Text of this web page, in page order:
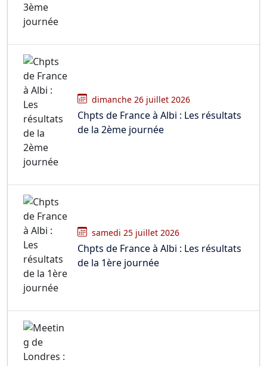
dimanche 26 juillet 2026
Chpts de France à Albi : Les résultats
de la 2ème journée
samedi 25 juillet 2026
Chpts de France à Albi : Les résultats
de la 1ère journée